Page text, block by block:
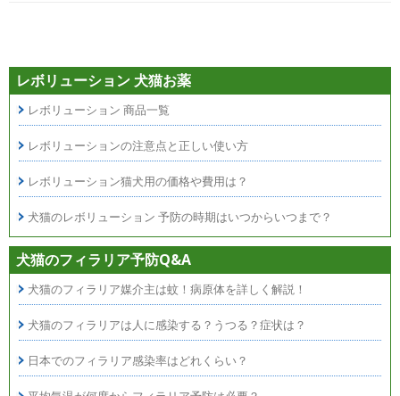
レボリューション 犬猫お薬
レボリューション 商品一覧
レボリューションの注意点と正しい使い方
レボリューション猫犬用の価格や費用は？
犬猫のレボリューション 予防の時期はいつからいつまで？
犬猫のフィラリア予防Q&A
犬猫のフィラリア媒介主は蚊！病原体を詳しく解説！
犬猫のフィラリアは人に感染する？うつる？症状は？
日本でのフィラリア感染率はどれくらい？